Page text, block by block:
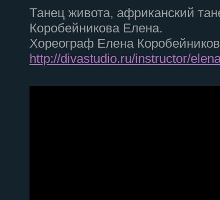
Танец живота, африканский
Коробейникова Елена.
Хореограф Елена
http://divastudio.ru/instructor/